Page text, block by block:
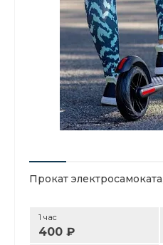
Прокат электросамоката
1 час
400 ₽